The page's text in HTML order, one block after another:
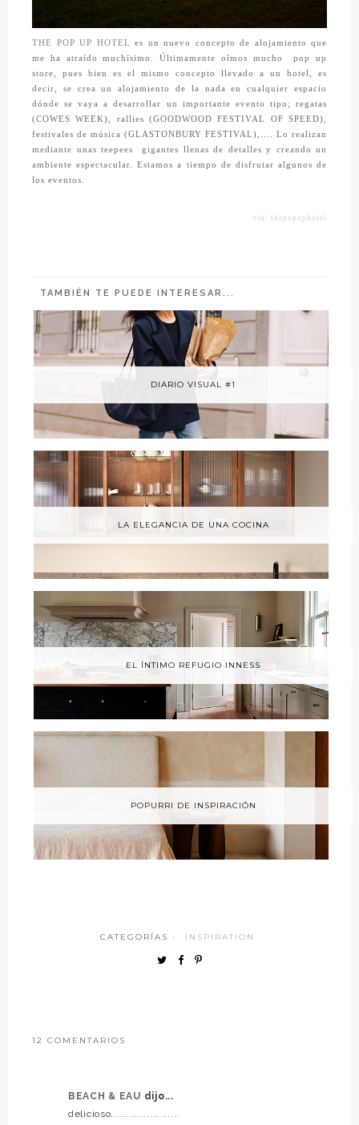
THE POP UP HOTEL
es un nuevo concepto de alojamiento que
me ha atraído muchísimo. Últimamente oímos mucho pop up
store, pues bien es el mismo concepto llevado a un hotel, es
decir, se crea un alojamiento de la nada en cualquier espacio
dónde se vaya a desarrollar un importante evento tipo; regatas
(COWES WEEK), rallies (GOODWOOD FESTIVAL OF SPEED),
festivales de música (GLASTONBURY FESTIVAL),…. Lo realizan
mediante unas teepees gigantes llenas de detalles y creando un
ambiente espectacular. Estamos a tiempo de disfrutar algunos de
los eventos.
vía: thepopuphotel
TAMBIÉN TE PUEDE INTERESAR...
DIARIO VISUAL #1
LA ELEGANCIA DE UNA COCINA
EL ÍNTIMO REFUGIO INNESS
POPURRI DE INSPIRACIÓN
CATEGORÍAS · INSPIRATION
12 COMENTARIOS
BEACH & EAU dijo...
delicioso.......................